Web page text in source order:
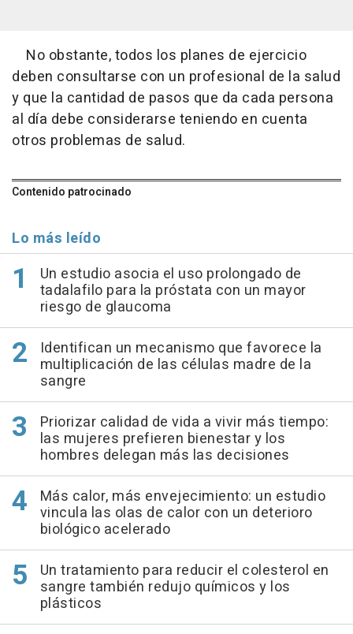
No obstante, todos los planes de ejercicio
deben consultarse con un profesional de la salud
y que la cantidad de pasos que da cada persona
al día debe considerarse teniendo en cuenta
otros problemas de salud.
Contenido patrocinado
Lo más leído
Un estudio asocia el uso prolongado de
tadalafilo para la próstata con un mayor
riesgo de glaucoma
Identifican un mecanismo que favorece la
multiplicación de las células madre de la
sangre
Priorizar calidad de vida a vivir más tiempo:
las mujeres prefieren bienestar y los
hombres delegan más las decisiones
Más calor, más envejecimiento: un estudio
vincula las olas de calor con un deterioro
biológico acelerado
Un tratamiento para reducir el colesterol en
sangre también redujo químicos y los
plásticos